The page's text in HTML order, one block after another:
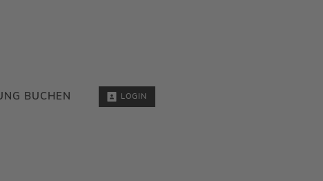
BUCHEN LOGIN